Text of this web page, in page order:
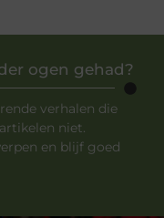
ogen gehad?
verhalen die
niet.
en blijf goed